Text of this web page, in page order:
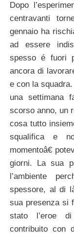
Dopo
centravanti
gennaio ha
ad essere
spesso é fuori
ancora di
e con la
una settimana
scorso anno, un
cosa tutto
squalifica e
momentoâ€
giorni. La sua
l’ambiente
spessore, al di
sua presenza si
stato l’eroe
contribuito con